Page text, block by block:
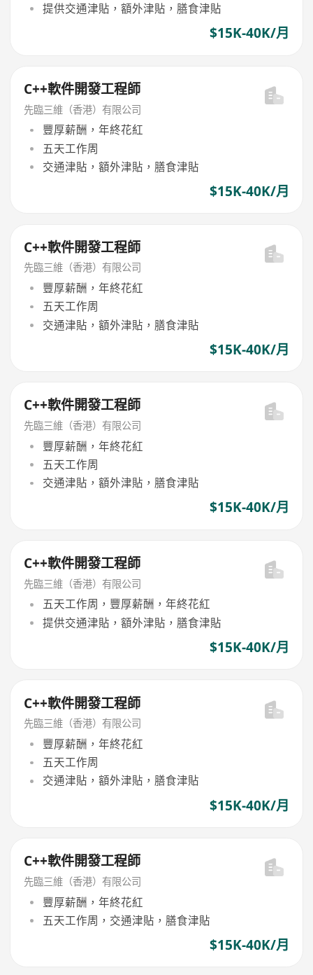
提供交通津貼，額外津貼，膳食津貼
$15K-40K/月
C++軟件開發工程師
先臨三維（香港）有限公司
豐厚薪酬，年終花紅
五天工作周
交通津貼，額外津貼，膳食津貼
$15K-40K/月
C++軟件開發工程師
先臨三維（香港）有限公司
豐厚薪酬，年終花紅
五天工作周
交通津貼，額外津貼，膳食津貼
$15K-40K/月
C++軟件開發工程師
先臨三維（香港）有限公司
豐厚薪酬，年終花紅
五天工作周
交通津貼，額外津貼，膳食津貼
$15K-40K/月
C++軟件開發工程師
先臨三維（香港）有限公司
五天工作周，豐厚薪酬，年終花紅
提供交通津貼，額外津貼，膳食津貼
$15K-40K/月
C++軟件開發工程師
先臨三維（香港）有限公司
豐厚薪酬，年終花紅
五天工作周
交通津貼，額外津貼，膳食津貼
$15K-40K/月
C++軟件開發工程師
先臨三維（香港）有限公司
豐厚薪酬，年終花紅
五天工作周，交通津貼，膳食津貼
$15K-40K/月